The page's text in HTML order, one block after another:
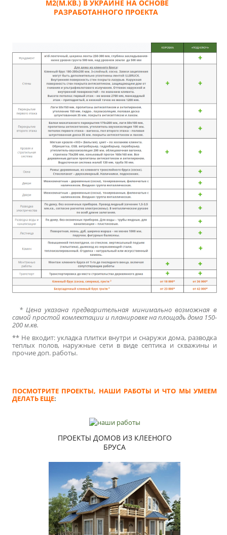
М2(М.КВ.) В УКРАИНЕ НА ОСНОВЕ
РАЗРАБОТАННОГО ПРОЕКТА
* Цена указана предварительная минимально возможная в
самой простой комлектации и планировке на площадь дома 150-
200 м.кв.
** Не входит: укладка плитки внутри и снаружи дома, разводка
теплых полов, наружные сети в виде септика и скважины и
прочие доп. работы.
ПОСМОТРИТЕ ПРОЕКТЫ, НАШИ РАБОТЫ И ЧТО МЫ УМЕЕМ
ДЕЛАТЬ ЕЩЕ:
ПРОЕКТЫ ДОМОВ ИЗ КЛEEНOГO
БРУСА